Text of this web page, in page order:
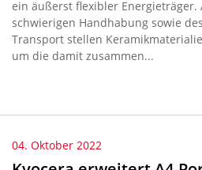
ein äußerst flexibler
schwierigen Handhabung sowie
Transport stellen
um die damit zusammen...
04. Oktober 2022